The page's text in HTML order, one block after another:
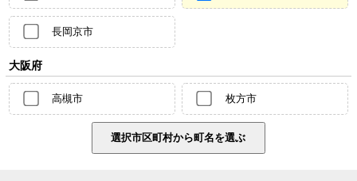
長岡京市
大阪府
高槻市 枚方市